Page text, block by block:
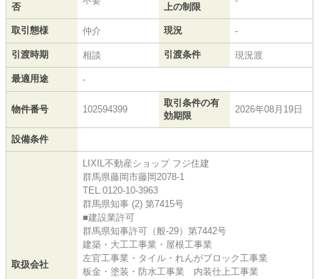
否
上の制限
取引態様 仲介 現況 -
引渡時期 相談 引渡条件 現況渡
最適用途 -
物件番号 102594399
取引条件の有
効期限
2026年08月19日
設備条件
取扱会社
LIXIL不動産ショップ フジ住建
群馬県藤岡市藤岡2078-1
TEL:0120-10-3963
群馬県知事 (2) 第7415号
■建設業許可
群馬県知事許可（般-29）第7442号
建築・大工工事業・屋根工事業
左官工事業・タイル・れんがブロック工事業
板金・塗装・防水工事業 内装仕上工事業